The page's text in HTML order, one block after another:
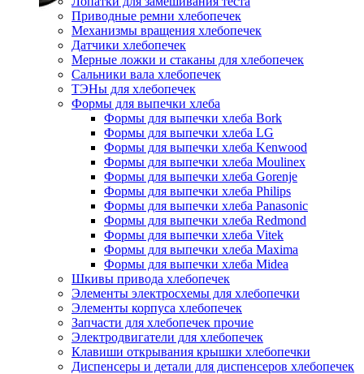
Приводные ремни хлебопечек
Механизмы вращения хлебопечек
Датчики хлебопечек
Мерные ложки и стаканы для хлебопечек
Сальники вала хлебопечек
ТЭНы для хлебопечек
Формы для выпечки хлеба
Формы для выпечки хлеба Bork
Формы для выпечки хлеба LG
Формы для выпечки хлеба Kenwood
Формы для выпечки хлеба Moulinex
Формы для выпечки хлеба Gorenje
Формы для выпечки хлеба Philips
Формы для выпечки хлеба Panasonic
Формы для выпечки хлеба Redmond
Формы для выпечки хлеба Vitek
Формы для выпечки хлеба Maxima
Формы для выпечки хлеба Midea
Шкивы привода хлебопечек
Элементы электросхемы для хлебопечки
Элементы корпуса хлебопечек
Запчасти для хлебопечек прочие
Электродвигатели для хлебопечек
Клавиши открывания крышки хлебопечки
Диспенсеры и детали для диспенсеров хлебопечек